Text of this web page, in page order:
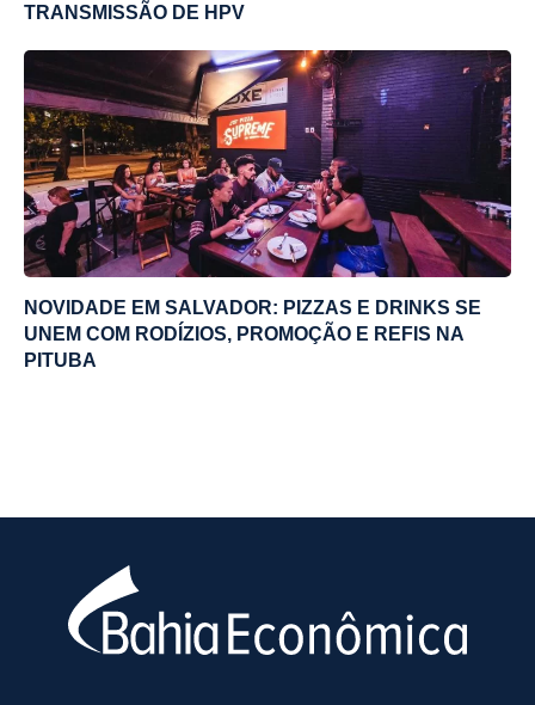
TRANSMISSÃO DE HPV
NOVIDADE EM SALVADOR: PIZZAS E DRINKS SE
UNEM COM RODÍZIOS, PROMOÇÃO E REFIS NA
PITUBA